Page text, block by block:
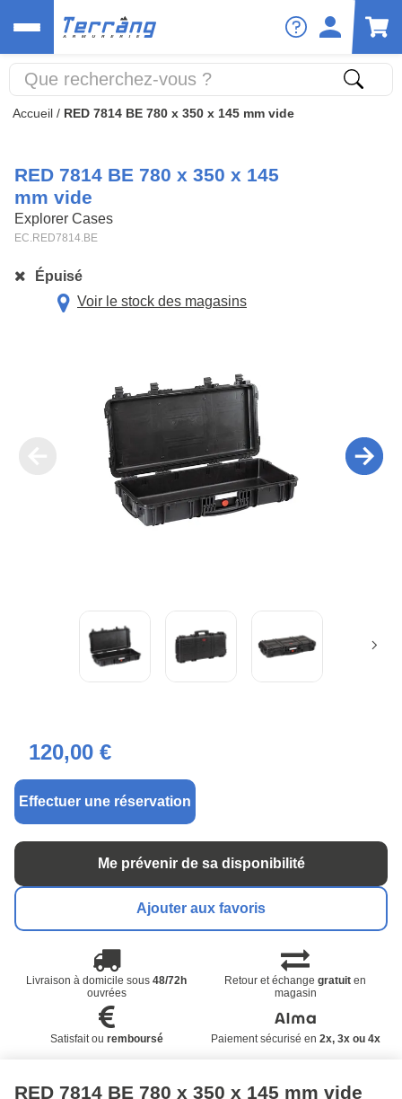
Accueil / RED 7814 BE 780 x 350 x 145 mm vide
RED 7814 BE 780 x 350 x 145
mm vide
Explorer Cases
EC.RED7814.BE
Épuisé
Voir le stock des magasins
120,00 €
Effectuer une réservation
Me prévenir de sa disponibilité
Ajouter aux favoris
Livraison à domicile sous48/72h
ouvrées
Retour et échangegratuit en
magasin
Satisfait ou remboursé Paiement sécurisé en 2x, 3x ou 4x
RED 7814 BE 780 x 350 x 145 mm vide